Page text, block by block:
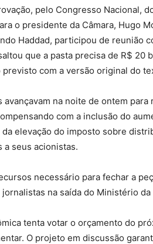
pelo Congresso Nacional,
o presidente da Câmara, Hugo
Haddad, participou de reunião
que a pasta precisa de R$ 20
previsto com a versão original do
avançavam na noite de ontem
com a inclusão do
elevação do imposto sobre
a seus acionistas.
necessário para fechar a
jornalistas na saída do Ministério
tenta votar o orçamento do
O projeto em discussão